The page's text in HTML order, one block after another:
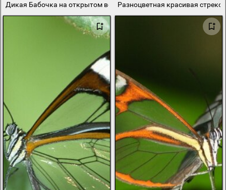
Дикая Бабочка на открытом воздухеРазноцветная красивая